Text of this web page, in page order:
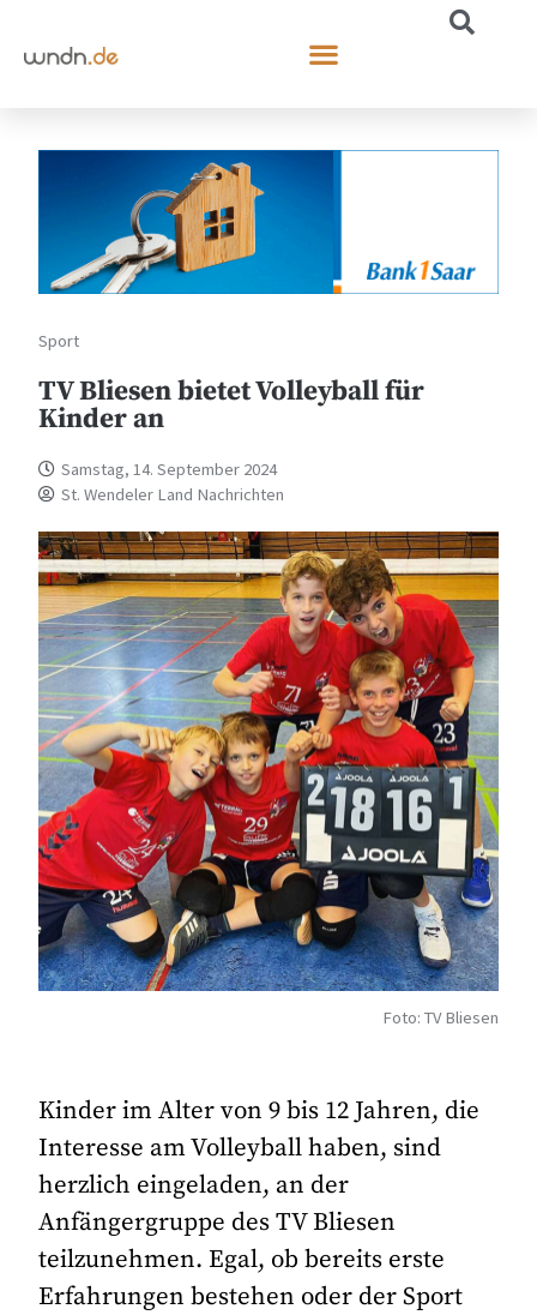
Sport
TV Bliesen bietet Volleyball für
Kinder an
Samstag, 14. September 2024
St. Wendeler Land Nachrichten
Foto: TV Bliesen
Kinder im Alter von 9 bis 12 Jahren, die
Interesse am Volleyball haben, sind
herzlich eingeladen, an der
Anfängergruppe des TV Bliesen
teilzunehmen. Egal, ob bereits erste
Erfahrungen bestehen oder der Sport